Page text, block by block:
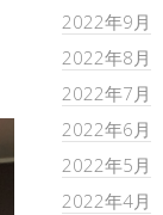
2022年9月
2022年8月
2022年7月
2022年6月
2022年5月
2022年4月